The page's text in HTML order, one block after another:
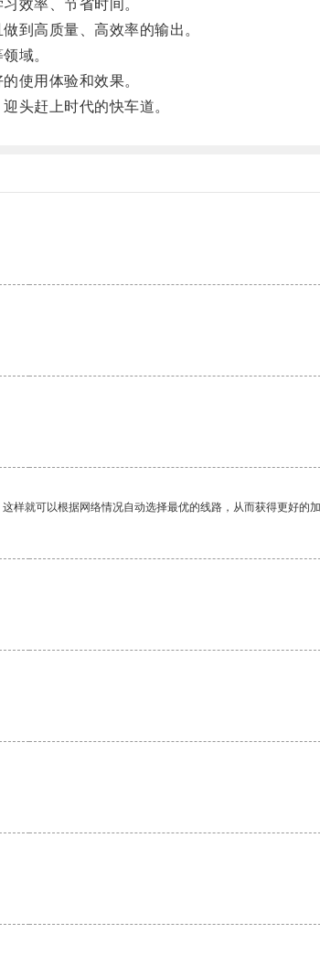
效率、节省时间。
到高质量、高效率的输出。
域。
使用体验和效果。
头赶上时代的快车道。
就可以根据网络情况自动选择最优的线路，从而获得更好的加